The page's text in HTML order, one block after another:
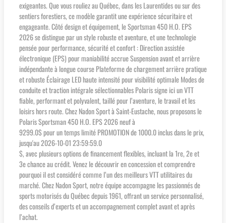
exigeantes. Que vous rouliez au Québec, dans les Laurentides ou sur des
sentiers forestiers, ce modèle garantit une expérience sécuritaire et
engageante. Côté design et équipement, le Sportsman 450 H.O. EPS
2026 se distingue par un style robuste et aventure, et une technologie
pensée pour performance, sécurité et confort : Direction assistée
électronique (EPS) pour maniabilité accrue Suspension avant et arrière
indépendante à longue course Plateforme de chargement arrière pratique
et robuste Éclairage LED haute intensité pour visibilité optimale Modes de
conduite et traction intégrale sélectionnables Polaris signe ici un VTT
fiable, performant et polyvalent, taillé pour l’aventure, le travail et les
loisirs hors route. Chez Nadon Sport à Saint-Eustache, nous proposons le
Polaris Sportsman 450 H.O. EPS 2026 neuf à
9299.0$ pour un temps limité PROMOTION de 1000.0 inclus dans le prix,
jusqu'au 2026-10-01 23:59:59.0
$, avec plusieurs options de financement flexibles, incluant la 1re, 2e et
3e chance au crédit. Venez le découvrir en concession et comprendre
pourquoi il est considéré comme l’un des meilleurs VTT utilitaires du
marché. Chez Nadon Sport, notre équipe accompagne les passionnés de
sports motorisés du Québec depuis 1961, offrant un service personnalisé,
des conseils d’experts et un accompagnement complet avant et après
l’achat.